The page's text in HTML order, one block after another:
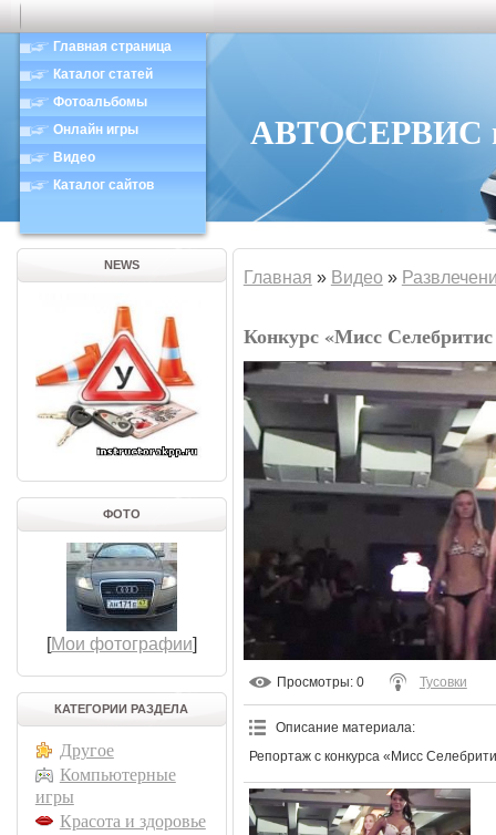
Главная страница
Каталог статей
Фотоальбомы
Онлайн игры
Видео
Каталог сайтов
АВТОСЕРВИС в
NEWS
ФОТО
[Мои фотографии]
КАТЕГОРИИ РАЗДЕЛА
Другое
Компьютерные
игры
Красота и здоровье
Главная » Видео »
Конкурс «Мисс Селебритис
Просмотры: 0 Тусовки
Описание материала:
Репортаж с конкурса «Мисс